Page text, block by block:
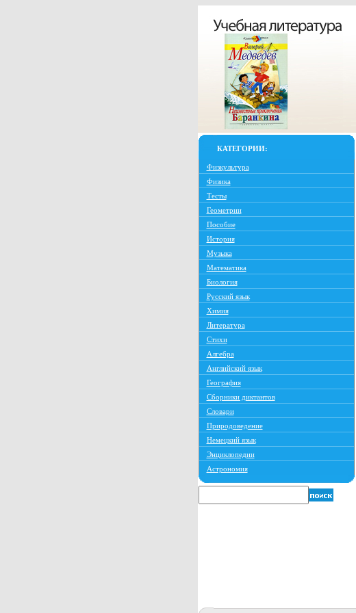
КАТЕГОРИИ:
Физкультура
Физика
Тесты
Геометрии
Пособие
История
Музыка
Математика
Биология
Русский язык
Химия
Литература
Стихи
Алгебра
Английский язык
География
Сборники диктантов
Словари
Природоведение
Немецкий язык
Энциклопедии
Астрономия